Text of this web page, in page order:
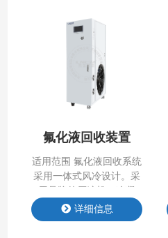
Features 产品参数
Product Parameter 原
理：制冷剂在系统中循
环，通过压缩、冷凝、节
流和蒸发四个过程实现制
冷； 同时，载冷剂（介
流动，通过板换换热器将
冷量持续…
氟化液回收装置
适用范围 氟化液回收系统
采用一体式风冷设计。采
用品牌的压缩机、冷凝
器、蒸发器等部件，形成
制冷系统提供冷源，蒸发
详细信息